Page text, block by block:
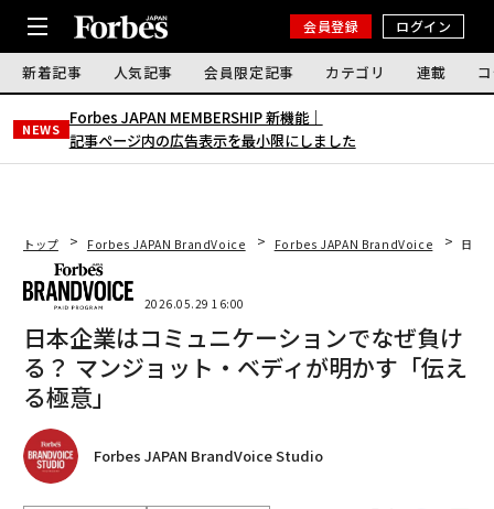
会員登録 ログイン
新着記事 人気記事 会員限定記事 カテゴリ 連載
NEWS
Forbes JAPAN MEMBERSHIP 新機能｜
記事ページ内の広告表示を最小限にしました
トップ Forbes JAPAN BrandVoice Forbes JAPAN BrandVoice 日本
2026.05.29 16:00
日本企業はコミュニケーションでなぜ負け
る？ マンジョット・ベディが明かす「伝え
る極意」
Forbes JAPAN BrandVoice Studio